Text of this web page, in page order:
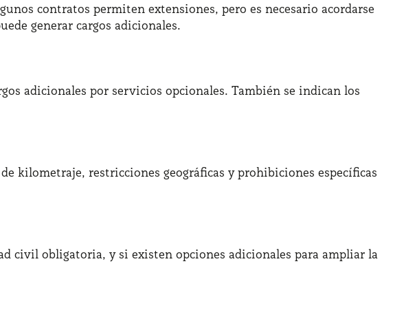
contratos permiten extensiones, pero es necesario acordarse
generar cargos adicionales.​
adicionales por servicios opcionales. También se indican los
kilometraje, restricciones geográficas y prohibiciones específicas
civil obligatoria, y si existen opciones adicionales para ampliar la